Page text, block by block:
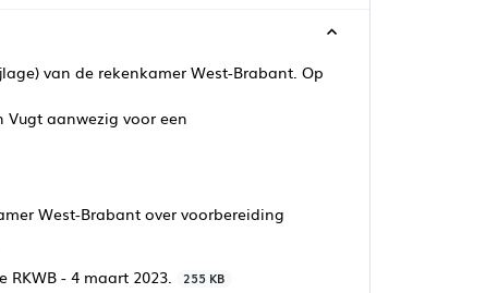
van de rekenkamer West-Brabant. Op
Vugt aanwezig voor een
West-Brabant over voorbereiding
- 4 maart 2023. 255 KB